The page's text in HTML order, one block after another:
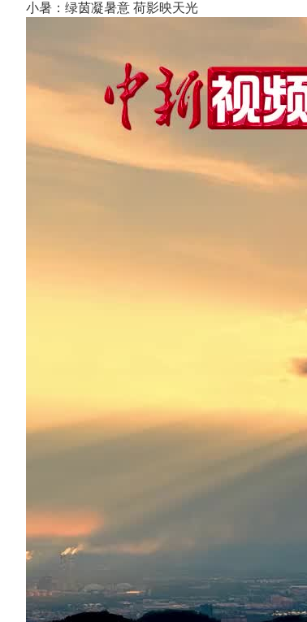
小暑：绿茵凝暑意 荷影映天光